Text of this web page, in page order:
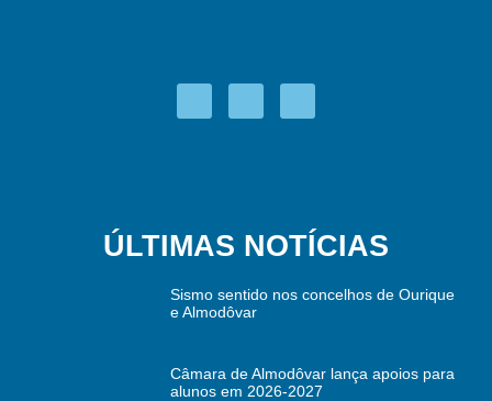
ÚLTIMAS NOTÍCIAS
Sismo sentido nos concelhos de Ourique
e Almodôvar
Câmara de Almodôvar lança apoios para
alunos em 2026-2027